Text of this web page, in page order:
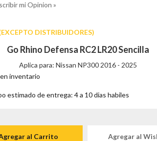
mi Opinion »
DISTRIBUIDORES)
Go Rhino Defensa RC2 LR20 Sencilla
Aplica para: Nissan NP300 2016 - 2025
inventario
estimado de entrega: 4 a 10 dias habiles
al Carrito Agregar al